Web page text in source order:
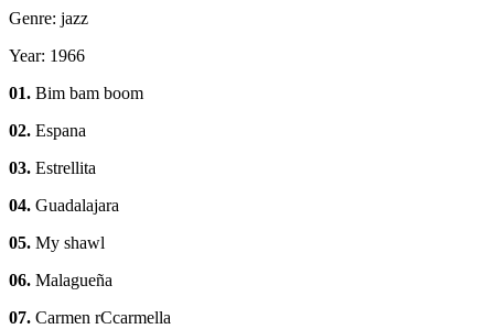
Genre: jazz
Year: 1966
01. Bim bam boom
02. Espana
03. Estrellita
04. Guadalajara
05. My shawl
06. Malagueña
07. Carmen rCcarmella